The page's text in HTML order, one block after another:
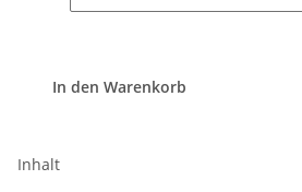
In den Warenkorb
Inhalt